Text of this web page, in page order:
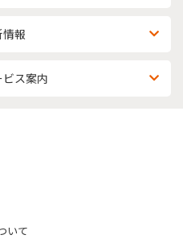
報
ス案内
いて